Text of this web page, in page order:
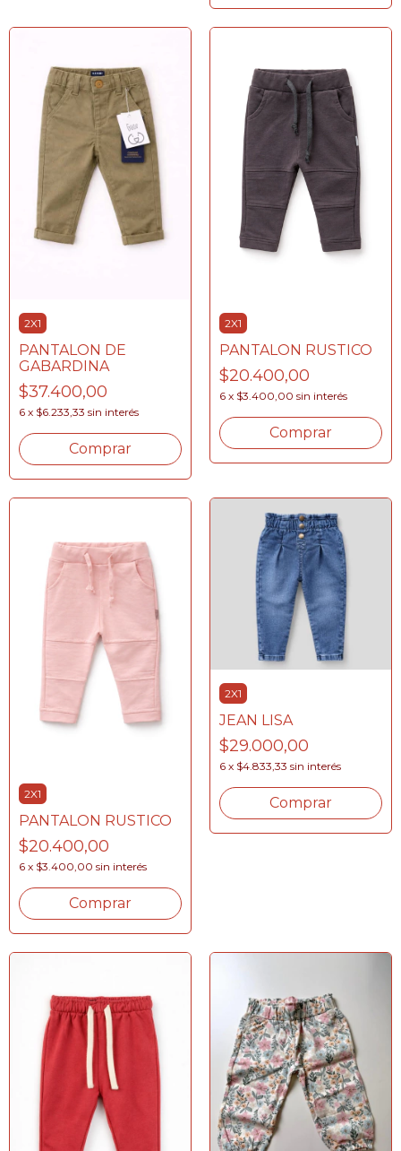
2X1
PANTALON DE
GABARDINA
$37.400,00
6 x $6.233,33 sin interés
Comprar
2X1
PANTALON RUSTICO
$20.400,00
6 x $3.400,00 sin interés
Comprar
2X1
PANTALON RUSTICO
$20.400,00
6 x $3.400,00 sin interés
Comprar
2X1
JEAN LISA
$29.000,00
6 x $4.833,33 sin interés
Comprar